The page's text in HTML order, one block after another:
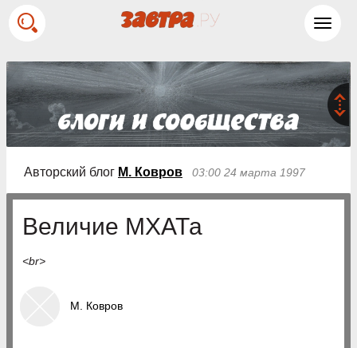
Авторский блог М. Ковров 03:00 24 марта 1997
Величие МХАТа
<br>
М. Ковров